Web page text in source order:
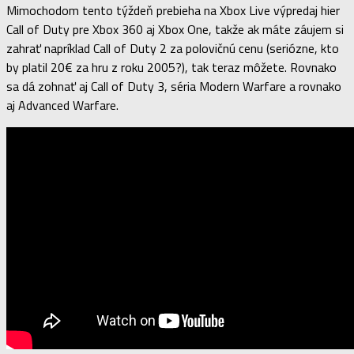
Mimochodom tento týždeň prebieha na Xbox Live výpredaj hier
Call of Duty pre Xbox 360 aj Xbox One, takže ak máte záujem si
zahrať napríklad Call of Duty 2 za polovičnú cenu (seriózne, kto
by platil 20€ za hru z roku 2005?), tak teraz môžete. Rovnako
sa dá zohnať aj Call of Duty 3, séria Modern Warfare a rovnako
aj Advanced Warfare.